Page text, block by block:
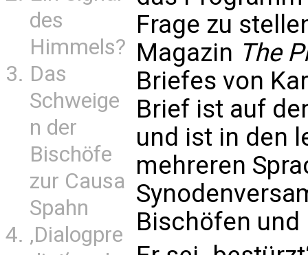
des
Himmels?
Das
Schweige
n der
Bischöfe
zur Causa
Spahn
‚Dialogpre
Frage zu
Magazin The
Briefes von
Brief ist auf
und ist in den
mehreren
Bischöfen